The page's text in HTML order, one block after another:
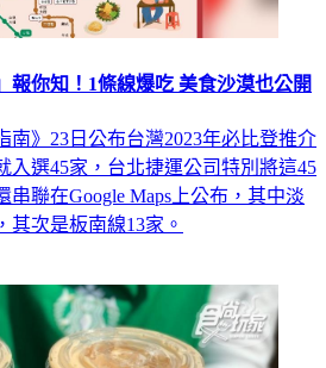
報你知！1條線爆吃 美食沙漠也公開
南》23日公布台灣2023年必比登推介
入選45家，台北捷運公司特別將這45
聯在Google Maps上公布，其中淡
其次是板南線13家。